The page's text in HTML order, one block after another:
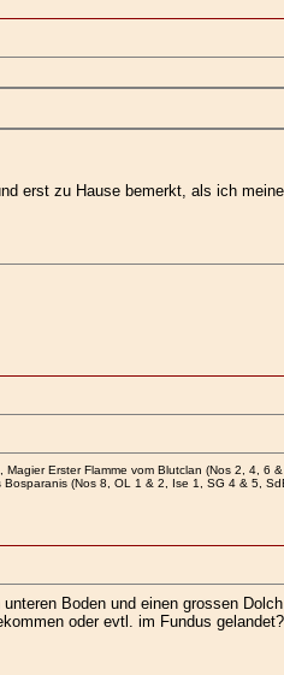
erst zu Hause bemerkt, als ich
Erster Flamme vom Blutclan (Nos 2, 4, 6
Bosparanis (Nos 8, OL 1 & 2, Ise 1, SG 4 & 5,
Boden und einen grossen
oder evtl. im Fundus gelandet?